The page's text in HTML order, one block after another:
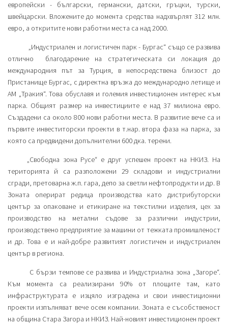
европейски - български, германски, датски, гръцки, турски,
швейцарски. Вложените до момента средства надхвърлят 312 млн.
евро, а откритите нови работни места са над 2000.
„Индустриален и логистичен парк - Бургас“ също се развива
отлично благодарение на стратегическата си локация до
международния път за Турция, в непосредствена близост до
Пристанище Бургас, с директна връзка до международно летище и
АМ „Тракия“. Това обуславя и големия инвестиционен интерес към
парка. Общият размер на инвестициите е над 37 милиона евро.
Създадени са около 800 нови работни места. В развитие вече са и
първите инвеститорски проекти в т.нар. втора фаза на парка, за
която са предвидени допълнителни 600 дка. терени.
„Свободна зона Русе“ е друг успешен проект на НКИЗ. На
територията й са разположени 29 складови и индустриални
сгради, претоварна ж.п. гара, депо за светли нефтопродукти и др. В
Зоната оперират редица производства като дистрибуторски
център за опаковане и етикиране на текстилни изделия, цех за
производство на метални съдове за различни индустрии,
производствено предприятие за машини от тежката промишленост
и др. Това е и най-добре развитият логистичен и индустриален
център в региона.
С бързи темпове се развива и Индустриална зона „Загоре“.
Към момента са реализирани 90% от площите там, като
инфраструктурата е изцяло изградена и свои инвестиционни
проекти изпълняват вече осем компании. Зоната е съсобственост
на община Стара Загора и НКИЗ. Най-новият инвестиционен проект